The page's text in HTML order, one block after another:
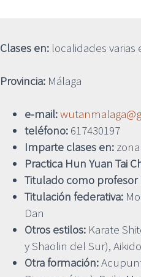
Clases en: localidades varias
Provincia: Málaga
e-mail:
teléfono: 617430197
Imparte clases en:
Practica Hun Yuan Tai
Titulado como profesor
Titulación federativa:
Dan
Otros estilos: Karate
y Shaolin del Sur),
Otra formación: